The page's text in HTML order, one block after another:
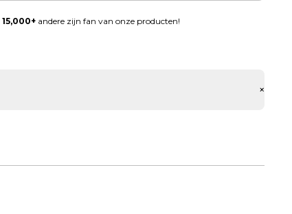
15,000+andere zijn fan van onze producten!
+